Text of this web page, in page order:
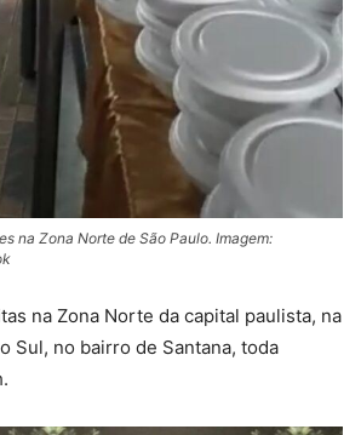
na Zona Norte de São Paulo. Imagem:
na Zona Norte da capital paulista, na
Sul, no bairro de Santana, toda